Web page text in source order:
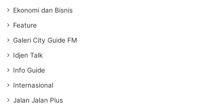
Ekonomi dan Bisnis
Feature
Galeri City Guide FM
Idjen Talk
Info Guide
Internasional
Jalan Jalan Plus